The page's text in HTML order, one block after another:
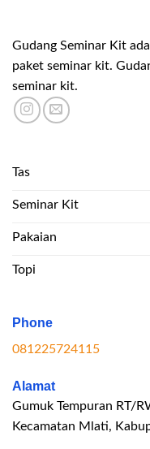
Gudang Seminar Kit
paket seminar kit.
seminar kit.
Tas
Seminar Kit
Pakaian
Topi
Phone
081225724115
Alamat
Gumuk Tempuran RT/
Kecamatan Mlati,